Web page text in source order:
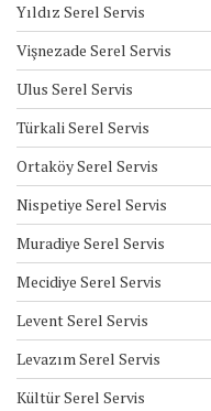
Yıldız Serel Servis
Vişnezade Serel Servis
Ulus Serel Servis
Türkali Serel Servis
Ortaköy Serel Servis
Nispetiye Serel Servis
Muradiye Serel Servis
Mecidiye Serel Servis
Levent Serel Servis
Levazım Serel Servis
Kültür Serel Servis